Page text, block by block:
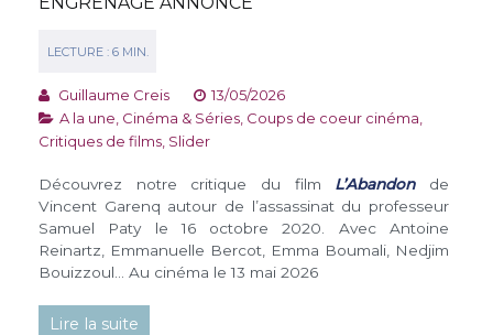
Guillaume Creis
13/05/2026
A la une Cinéma & Séries Coups de coeur cinéma
Critiques de films Slider
Découvrez notre critique du film L’Abandonde
Vincent Garenq autour de l’assassinat du professeur
Samuel Paty le 16 octobre 2020. Avec Antoine
Reinartz, Emmanuelle Bercot, Emma Boumali, Nedjim
Bouizzoul… Au cinéma le 13 mai 2026
Lire la suite